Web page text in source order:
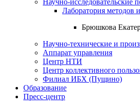
Лаборатория методов
Брюшкова
Научно-технические и
Аппарат управления
Центр НТИ
Центр коллективного
Филиал ИБХ (Пущино)
Образование
Пресс-центр